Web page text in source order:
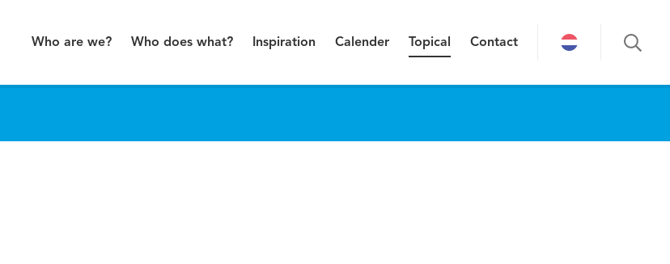
Who are we? Who does what? Inspiration Calender Topical Contact